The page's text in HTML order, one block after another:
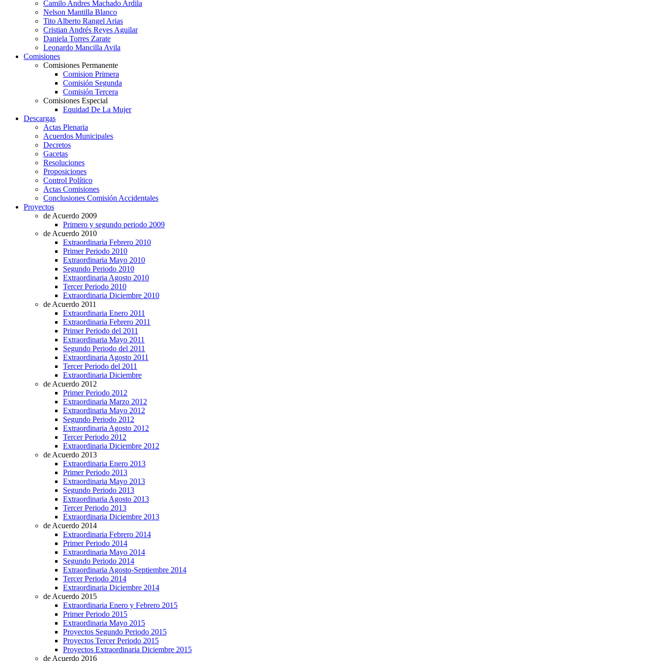
Camilo Andres Machado Ardila
Nelson Mantilla Blanco
Tito Alberto Rangel Arias
Cristian Andrés Reyes Aguilar
Daniela Torres Zarate
Leonardo Mancilla Avila
Comisiones
Comisiones Permanente
Comision Primera
Comisión Segunda
Comisión Tercera
Comisiones Especial
Equidad De La Mujer
Descargas
Actas Plenaria
Acuerdos Municipales
Decretos
Gacetas
Resoluciones
Proposiciones
Control Político
Actas Comisiones
Conclusiones Comisión Accidentales
Proyectos
de Acuerdo 2009
Primero y segundo periodo 2009
de Acuerdo 2010
Extraordinaria Febrero 2010
Primer Periodo 2010
Extraordinaria Mayo 2010
Segundo Periodo 2010
Extraordinaria Agosto 2010
Tercer Periodo 2010
Extraordinaria Diciembre 2010
de Acuerdo 2011
Extraordinaria Enero 2011
Extraordinaria Febrero 2011
Primer Periodo del 2011
Extraordinaria Mayo 2011
Segundo Periodo del 2011
Extraordinaria Agosto 2011
Tercer Periodo del 2011
Extraordinaria Diciembre
de Acuerdo 2012
Primer Periodo 2012
Extraordinaria Marzo 2012
Extraordinaria Mayo 2012
Segundo Periodo 2012
Extraordinaria Agosto 2012
Tercer Periodo 2012
Extraordinaria Diciembre 2012
de Acuerdo 2013
Extraordinaria Enero 2013
Primer Periodo 2013
Extraordinaria Mayo 2013
Segundo Periodo 2013
Extraordinaria Agosto 2013
Tercer Periodo 2013
Extraordinaria Diciembre 2013
de Acuerdo 2014
Extraordinaria Febrero 2014
Primer Periodo 2014
Extraordinaria Mayo 2014
Segundo Periodo 2014
Extraordinaria Agosto-Septiembre 2014
Tercer Periodo 2014
Extraordinaria Diciembre 2014
de Acuerdo 2015
Extraordinaria Enero y Febrero 2015
Primer Periodo 2015
Extraordinaria Mayo 2015
Proyectos Segundo Periodo 2015
Proyectos Tercer Periodo 2015
Proyectos Extraordinaria Diciembre 2015
de Acuerdo 2016